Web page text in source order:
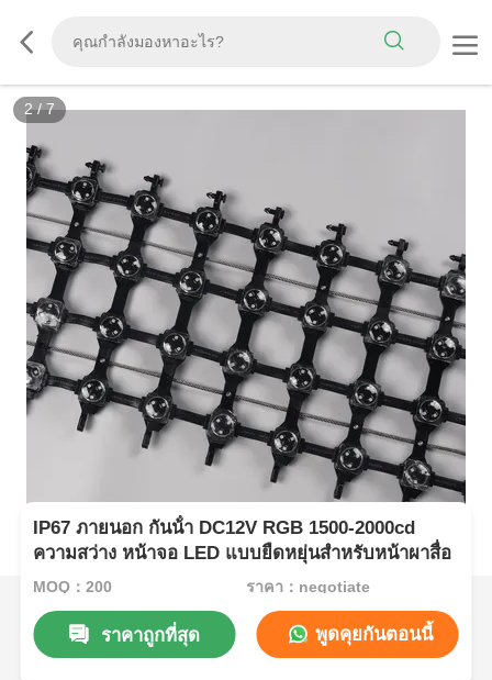
3/7
IP67 ภายนอก กันน้ํา DC12V RGB 1500-2000cd
ความสว่าง หน้าจอ LED แบบยืดหยุ่นสําหรับหน้าผาสื่อ
MOQ：200 ราคา：negotiate
ราคาถูกที่สุด พูดคุยกันตอนนี้